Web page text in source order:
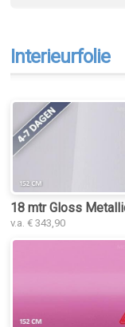
Interieurfolie
18 mtr Gloss
v.a. € 343,90